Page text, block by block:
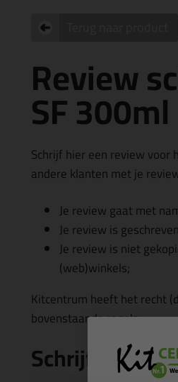
Review
SF 300ml
Schrijf hier een review voor
andere klanten met je
Je review gaat met
Je review is
Je review is niet
(web)winkels;
Kitcentrum heeft het recht
bovenstaande regels.
Schrijf een